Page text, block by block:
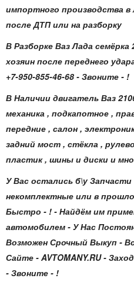
импортного производства
после ДТП или на разборку
В Разборке Ваз Лада семёрка
хозяин после переднего
+7-950-855-46-68 - Звоните - !
В Наличии двигатель Ваз
механика , подкапотное ,
передние , салон ,
задний мост , стёкла ,
пластик , шины и диски и
У Вас остались б\у
некомплектные или в
Быстро - ! - Найдём им
автомобилем - У Нас
Возможен Срочный Выкуп -
Сайте - AVTOMANY.RU -
- Звоните - !